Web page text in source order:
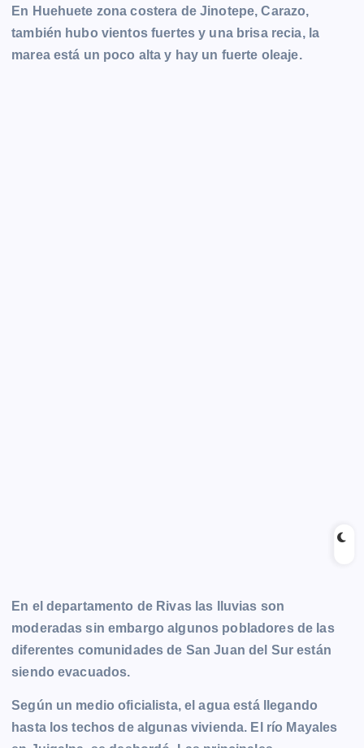
En Huehuete zona costera de Jinotepe, Carazo,
también hubo vientos fuertes y una brisa recia, la
marea está un poco alta y hay un fuerte oleaje.
En el departamento de Rivas las lluvias son
moderadas sin embargo algunos pobladores de las
diferentes comunidades de San Juan del Sur están
siendo evacuados.
Según un medio oficialista, el agua está llegando
hasta los techos de algunas vivienda. El río Mayales